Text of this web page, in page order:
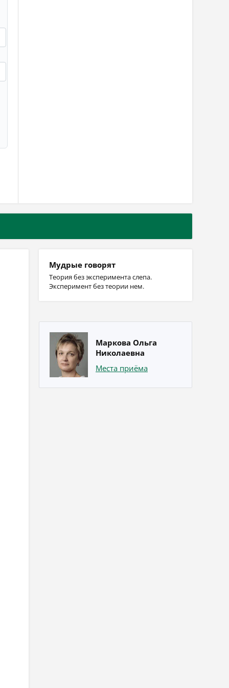
Мудрые говорят
Теория без эксперимента слепа.
Эксперимент без теории нем.
Маркова Ольга
Николаевна
Места приёма